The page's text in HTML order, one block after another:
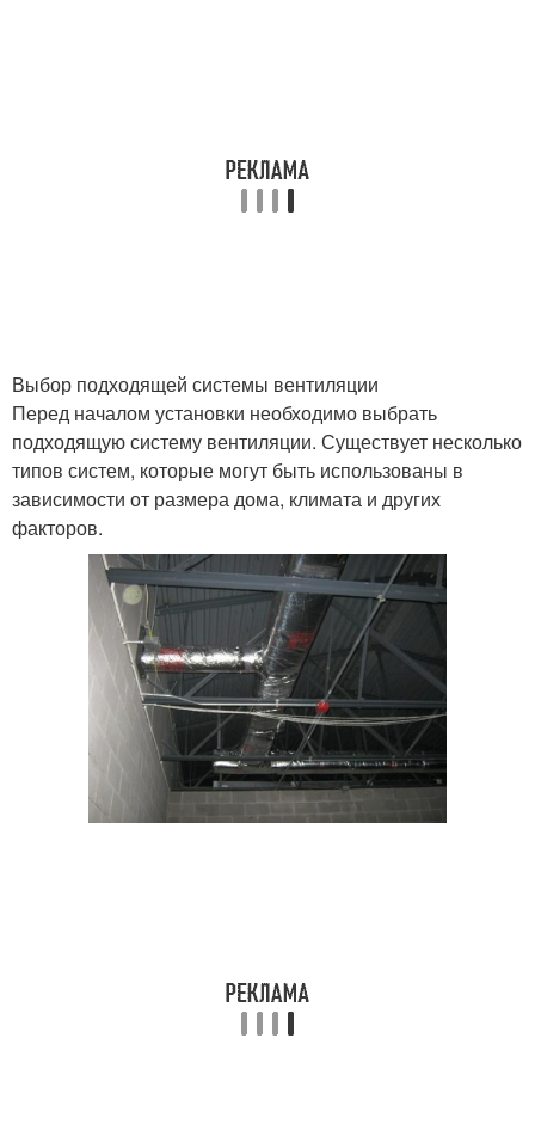
Выбор подходящей системы вентиляции
Перед началом установки необходимо выбрать
подходящую систему вентиляции. Существует несколько
типов систем, которые могут быть использованы в
зависимости от размера дома, климата и других
факторов.